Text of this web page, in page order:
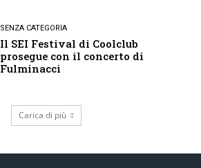
SENZA CATEGORIA
Il SEI Festival di Coolclub
prosegue con il concerto di
Fulminacci
Carica di più